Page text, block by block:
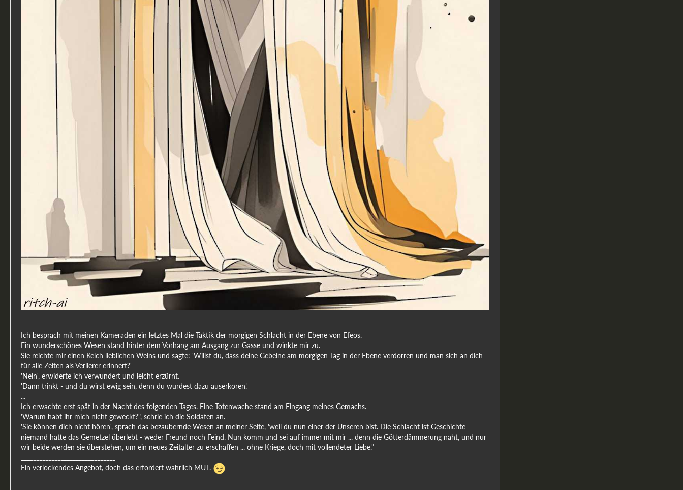
Ich besprach mit meinen Kameraden ein letztes Mal die Taktik der morgigen Schlacht in der Ebene von Efeos.
Ein wunderschönes Wesen stand hinter dem Vorhang am Ausgang zur Gasse und winkte mir zu.
Sie reichte mir einen Kelch lieblichen Weins und sagte: 'Willst du, dass deine Gebeine am morgigen Tag in der Ebene verdorren und man sich an dich
für alle Zeiten als Verlierer erinnert?'
'Nein', erwiderte ich verwundert und leicht erzürnt.
'Dann trinkt - und du wirst ewig sein, denn du wurdest dazu auserkoren.'
...
Ich erwachte erst spät in der Nacht des folgenden Tages. Eine Totenwache stand am Eingang meines Gemachs.
'Warum habt ihr mich nicht geweckt?", schrie ich die Soldaten an.
'Sie können dich nicht hören', sprach das bezaubernde Wesen an meiner Seite, 'weil du nun einer der Unseren bist. Die Schlacht ist Geschichte -
niemand hatte das Gemetzel überlebt - weder Freund noch Feind. Nun komm und sei auf immer mit mir ... denn die Götterdämmerung naht, und nur
wir beide werden sie überstehen, um ein neues Zeitalter zu erschaffen ... ohne Kriege, doch mit vollendeter Liebe."
Ein verlockendes Angebot, doch das erfordert wahrlich MUT.